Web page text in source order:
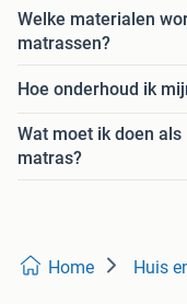
Welke materialen
matrassen?
Hoe onderhoud ik
Wat moet ik doen
matras?
Home Huis